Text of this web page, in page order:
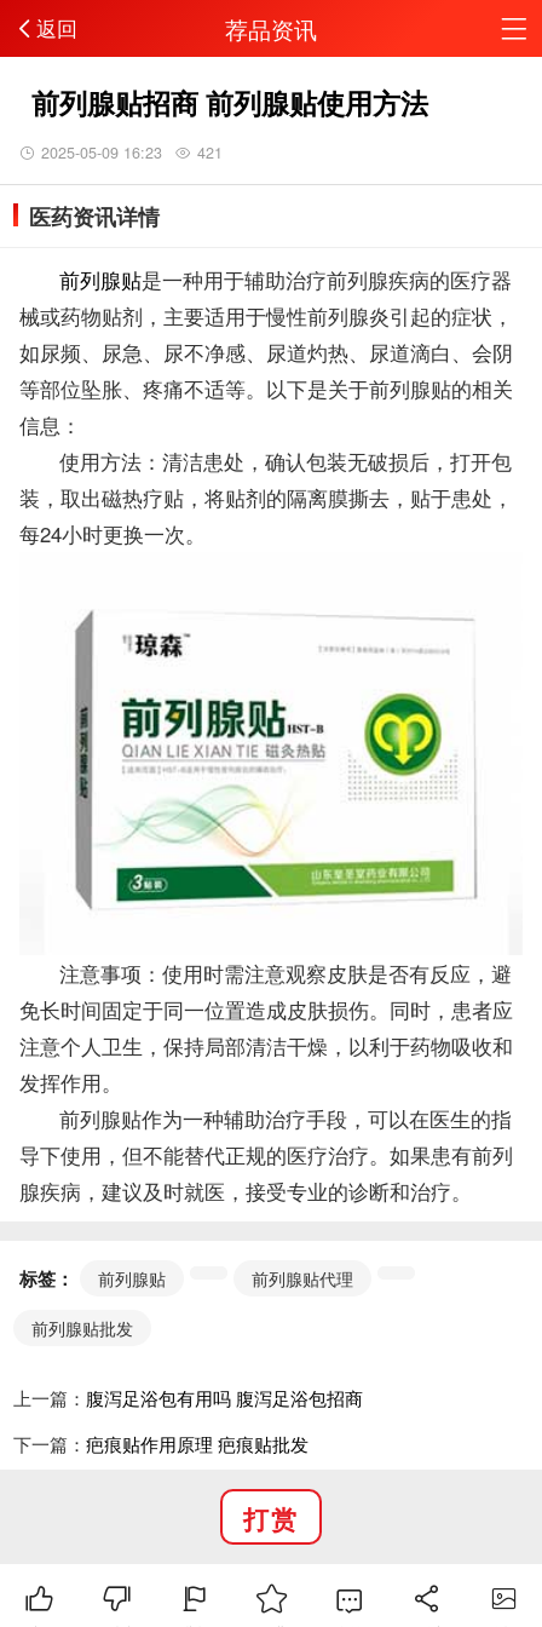
返回 荐品资讯
前列腺贴招商 前列腺贴使用方法
2025-05-09 16:23 421
医药资讯详情
前列腺贴是一种用于辅助治疗前列腺疾病的医疗器
械或药物贴剂，主要适用于慢性前列腺炎引起的症状，
如尿频、尿急、尿不净感、尿道灼热、尿道滴白、会阴
等部位坠胀、疼痛不适等。以下是关于前列腺贴的相关
信息：
使用方法：清洁患处，确认包装无破损后，打开包
装，取出磁热疗贴，将贴剂的隔离膜撕去，贴于患处，
每24小时更换一次。
注意事项：使用时需注意观察皮肤是否有反应，避
免长时间固定于同一位置造成皮肤损伤。同时，患者应
注意个人卫生，保持局部清洁干燥，以利于药物吸收和
发挥作用。
前列腺贴作为一种辅助治疗手段，可以在医生的指
导下使用，但不能替代正规的医疗治疗。如果患有前列
腺疾病，建议及时就医，接受专业的诊断和治疗。
标签： 前列腺贴 前列腺贴代理
前列腺贴批发
上一篇： 腹泻足浴包有用吗 腹泻足浴包招商
下一篇： 疤痕贴作用原理 疤痕贴批发
打赏